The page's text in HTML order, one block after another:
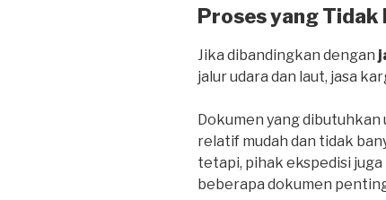
Proses yang Tidak
Jika dibandingkan dengan
jalur udara dan laut, jasa
Dokumen yang
relatif mudah dan tidak
tetapi, pihak ekspedisi
beberapa dokumen